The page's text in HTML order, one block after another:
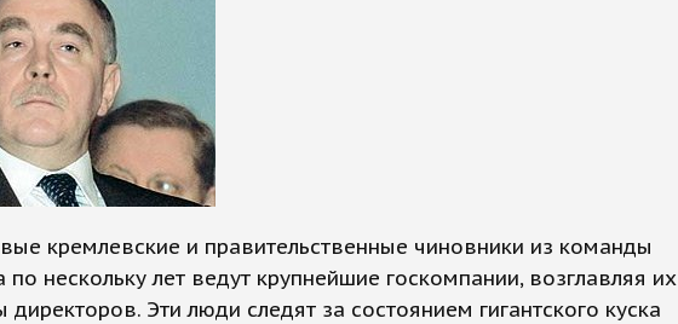
кремлевские и правительственные чиновники из команды
по нескольку лет ведут крупнейшие госкомпании, возглавляя их
директоров. Эти люди следят за состоянием гигантского куска